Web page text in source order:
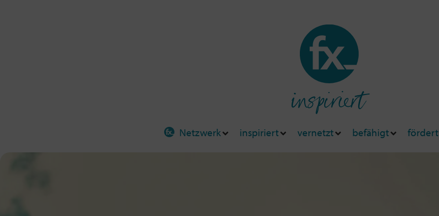
inspiriert
Netzwerk inspiriert vernetzt befähigt fördert